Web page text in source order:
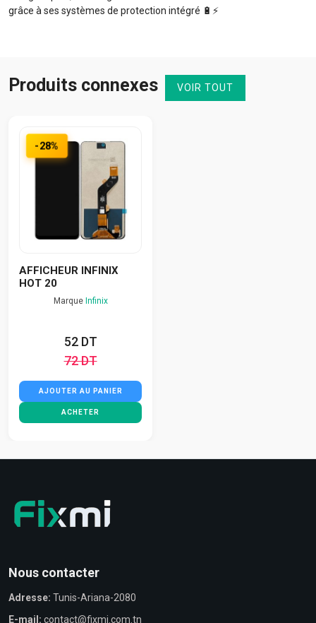
grâce à ses systèmes de protection intégré 🔋⚡️
Produits connexes VOIR TOUT
-28%
AFFICHEUR INFINIX
HOT 20
Marque Infinix
52 DT
72 DT
AJOUTER AU PANIER
ACHETER
Nous contacter
Adresse: Tunis-Ariana-2080
E-mail: contact@fixmi.com.tn